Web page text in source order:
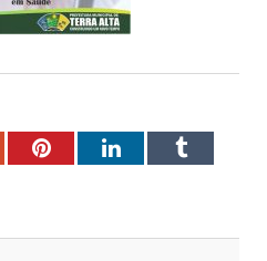
PinterestLinkedInTumblr